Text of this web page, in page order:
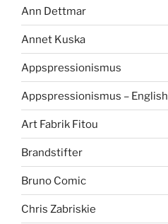
Ann Dettmar
Annet Kuska
Appspressionismus
Appspressionismus – English
Art Fabrik Fitou
Brandstifter
Bruno Comic
Chris Zabriskie